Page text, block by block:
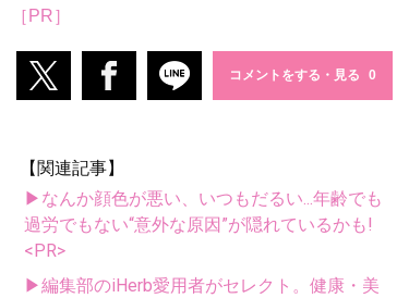
［PR］
コメントをする・見る
【関連記事】
▶なんか顔色が悪い、いつもだるい...年齢でも
過労でもない“意外な原因”が隠れているかも!
<PR>
▶編集部のiHerb愛用者がセレクト。健康・美